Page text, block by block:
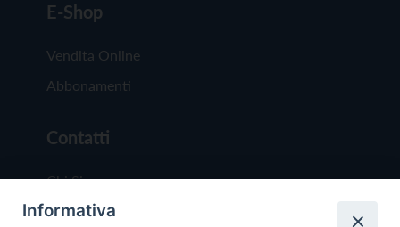
E-Shop
Vendita Online
Abbonamenti
Contatti
Chi Siamo
Redazione
Informativa